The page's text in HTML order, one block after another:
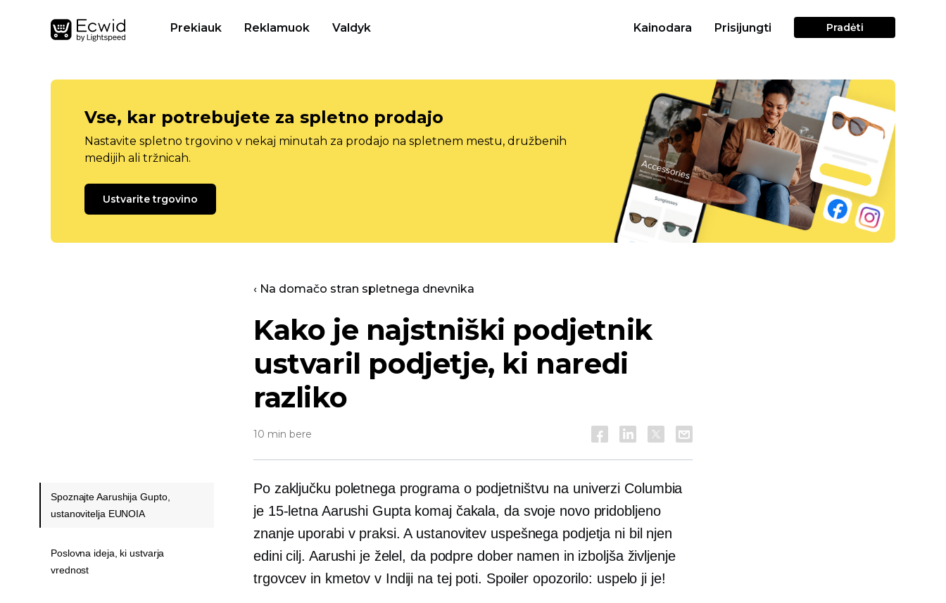
Prekiauk Reklamuok Valdyk Kainodara Prisijungti Pradėti
Vse, kar potrebujete za spletno prodajo
Nastavite spletno trgovino v nekaj minutah za prodajo na spletnem mestu, družbenih
medijih ali tržnicah.
Ustvarite trgovino
‹ Na domačo stran spletnega dnevnika
Kako je najstniški podjetnik
ustvaril podjetje, ki naredi
razliko
10 min bere
Po zaključku poletnega programa o podjetništvu na univerzi Columbia
je 15-letna Aarushi Gupta komaj čakala, da svoje novo pridobljeno
znanje uporabi v praksi. A ustanovitev uspešnega podjetja ni bil njen
edini cilj. Aarushi je želel, da podpre dober namen in izboljša življenje
trgovcev in kmetov v Indiji na tej poti. Spoiler opozorilo: uspelo ji je!
Spoznajte Aarushija Gupto,
ustanovitelja EUNOIA
Poslovna ideja, ki ustvarja
vrednost